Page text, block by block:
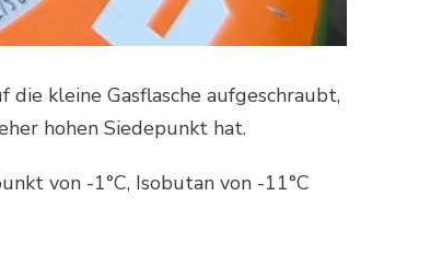
kleine Gasflasche aufgeschraubt,
hohen Siedepunkt hat.
von -1°C, Isobutan von -11°C